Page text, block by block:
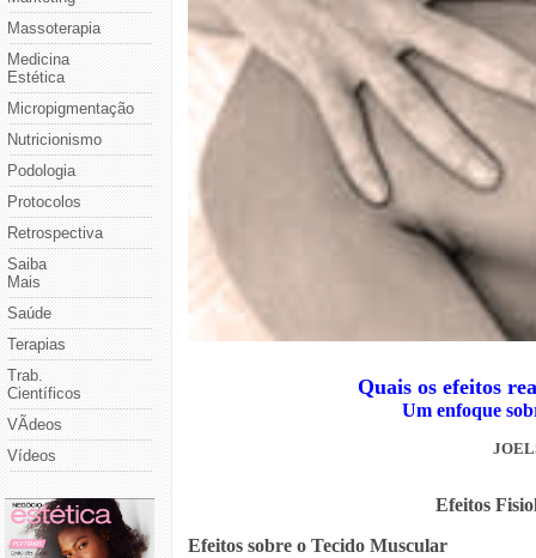
Massoterapia
Medicina
Estética
Micropigmentação
Nutricionismo
Podologia
Protocolos
Retrospectiva
Saiba
Mais
Saúde
Terapias
Trab.
Científicos
VÃ­deos
Vídeos
Quais os efeitos
Um enfoque
Efeitos
Efeitos sobre o Tecido Muscular